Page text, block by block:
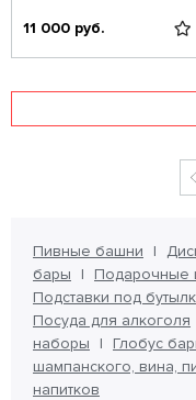
11 000 руб.
Пивные башни
бары
Подарочные
Подставки под
Посуда для алкоголя
наборы
Глобус
шампанского, вина,
напитков